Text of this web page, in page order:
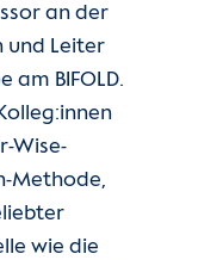
an der
und Leiter
am BIFOLD.
Wise-
Methode,
wie die